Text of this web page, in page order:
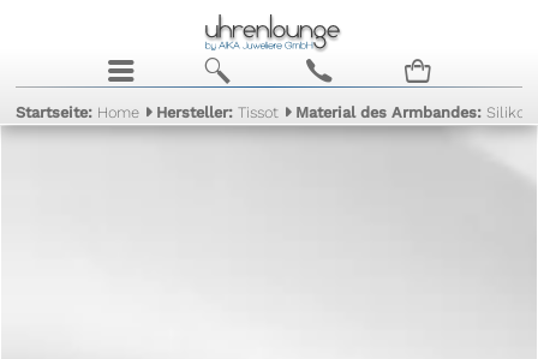
j b c n
Startseite: Home Hersteller:Tissot Material des Armbandes:Silikon